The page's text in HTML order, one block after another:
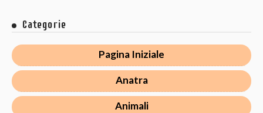
Categorie
Pagina Iniziale
Anatra
Animali